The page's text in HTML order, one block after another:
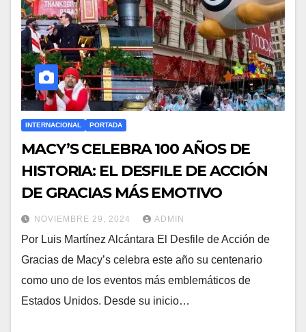
INTERNACIONAL PORTADA
MACY’S CELEBRA 100 AÑOS DE
HISTORIA: EL DESFILE DE ACCIÓN
DE GRACIAS MÁS EMOTIVO
NOVIEMBRE 29, 2024 ADMIN
Por Luis Martínez Alcántara El Desfile de Acción de
Gracias de Macy’s celebra este año su centenario
como uno de los eventos más emblemáticos de
Estados Unidos. Desde su inicio…